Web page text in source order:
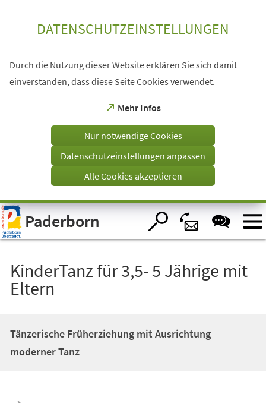
Visuelle
Assistenzsoftware
öffnen.
DATENSCHUTZEINSTELLUNGEN
Durch die Nutzung dieser Website erklären Sie sich damit
einverstanden, dass diese Seite Cookies verwendet.
Mehr Infos
(Öffnet
einem
Tab)
Nur notwendige Cookies
Datenschutzeinstellungen anpassen
Alle Cookies akzeptieren
Paderborn
KinderTanz für 3,5- 5 Jährige mit
Eltern
Tänzerische Früherziehung mit Ausrichtung
moderner Tanz